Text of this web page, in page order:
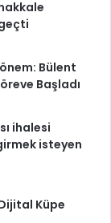
Bülent
Başladı
ihalesi
isteyen
Küpe